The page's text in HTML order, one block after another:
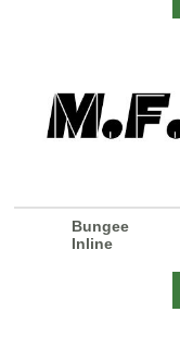
Bungee
Inline